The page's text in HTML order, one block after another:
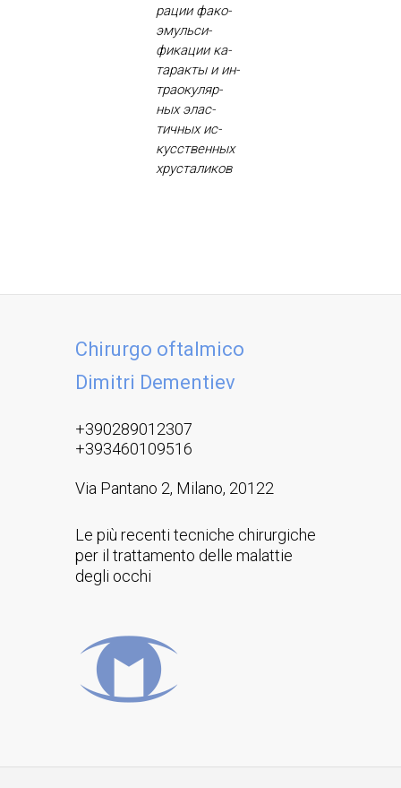
рации фа­ко­
эмуль­си­
фика­ции ка­
тарак­ты и ин­
тра­оку­ляр­
ных элас­
тичных ис­
кусс­твен­ных
хрус­та­ликов
Chirurgo oftalmico
Dimitri Dementiev
+390289012307
+393460109516
Via Pantano 2, Milano, 20122
Le più recenti tecniche chirurgiche
per il trattamento delle malattie
degli occhi